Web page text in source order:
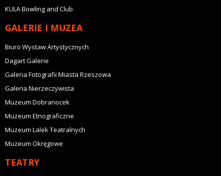
KULA Bowling and Club
GALERIE I MUZEA
Biuro Wystaw Artystycznych
Dagart Galerie
Galeria Fotografii Miasta Rzeszowa
Galeria Nierzeczywista
Muzeum Dobranocek
Muzeum Etnograficzne
Muzeum Lalek Teatralnych
Muzeum Okręgowe
TEATRY